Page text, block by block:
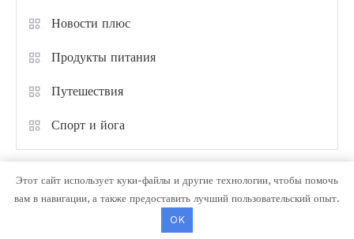
Новости плюс
Продукты питания
Путешествия
Спорт и йога
Тема: Color Magazine от
Этот сайт использует куки-файлы и другие технологии, чтобы помочь
вам в навигации, а также предоставить лучший пользовательский опыт.
OK